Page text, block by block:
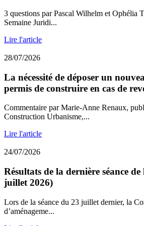
3 questions par Pascal Wilhelm et Ophélia
Semaine Juridi...
Lire l'article
28/07/2026
La nécessité de déposer un
permis de construire en cas de
Commentaire par Marie-Anne Renaux,
Construction Urbanisme,...
Lire l'article
24/07/2026
Résultats de la dernière séance
juillet 2026)
Lors de la séance du 23 juillet dernier, la
d’aménageme...